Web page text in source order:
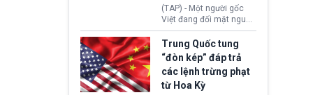
(TAP) - Một người gốc
Việt đang đối mặt nguy
cơ bị trục xuất khỏi Hoa
Kỳ sau khi đã chấp hành
xong bản án liên quan
đến tội ác từ hơn 30
năm trước tại California.
Trung Quốc tung
“đòn kép” đáp trả
các lệnh trừng phạt
từ Hoa Kỳ